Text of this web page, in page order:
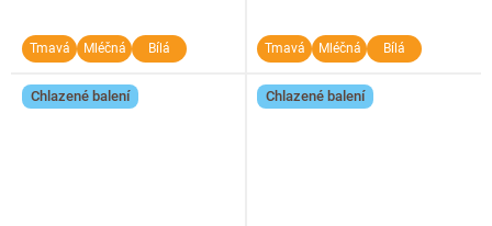
Tmavá Mléčná Bílá Tmavá Mléčná Bílá
Chlazené balení Chlazené balení